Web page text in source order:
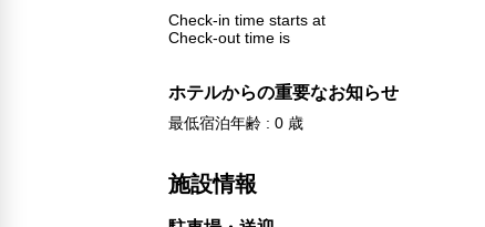
Check-in time starts at
Check-out time is
ホテルからの重要なお知らせ
最低宿泊年齢 : 0 歳
施設情報